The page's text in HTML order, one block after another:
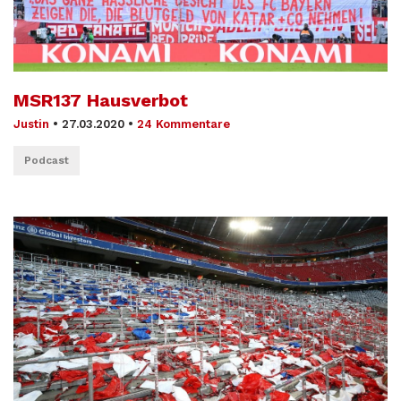
MSR137 Hausverbot
Justin • 27.03.2020 • 24 Kommentare
Podcast